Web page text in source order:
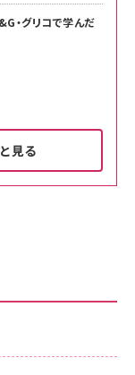
・グリコで学んだ
見る
No.2500増刊
ンタメの矜持／
年 KLMEA128G
17 用 保護フィ
年 KLMEA128G
ロゴ - クラ